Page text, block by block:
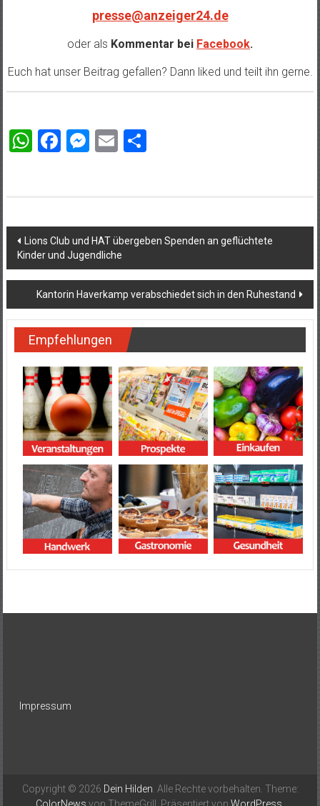
presse@anzeiger24.de
oder als Kommentar bei Facebook.
Euch hat unser Beitrag gefallen? Dann liked und teilt ihn gerne.
WhatsApp
Facebook
Messenger
EmailTeilen
Beitragsnavigation
Lions Club und HAT übergeben Spenden an geflüchtete
Kinder und Jugendliche
Kantorin Haverkamp verabschiedet sich in den Ruhestand
Empfehlungen
Impressum
Copyright © 2026 Dein Hilden . Alle Rechte vorbehalten. Theme: